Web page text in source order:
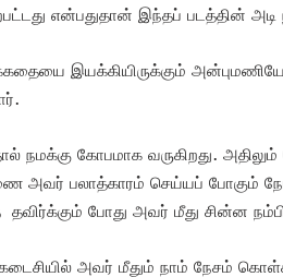
என்பதுதான் இந்தப் படத்தின் அடி
இயக்கியிருக்கும்
நமக்கு கோபமாக வருகிறது.
அவர் பலாத்காரம் செய்யப் போகும்
போது அவர் மீது சின்ன
அவர் மீதும் நாம் நேசம்